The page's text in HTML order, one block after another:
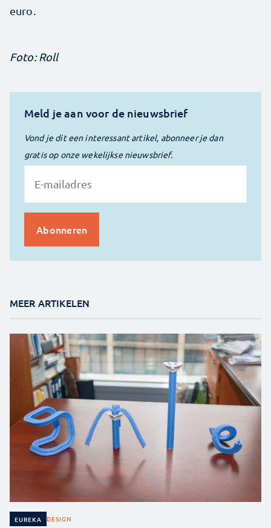
euro.
Foto: Roll
Meld je aan voor de nieuwsbrief
Vond je dit een interessant artikel, abonneer je dan
gratis op onze wekelijkse nieuwsbrief.
MEER ARTIKELEN
EUREKA DESIGN